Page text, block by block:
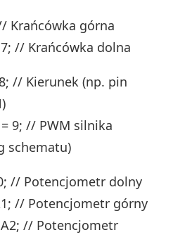
Krańcówka górna
// Krańcówka dolna
// Kierunek (np. pin
9; // PWM silnika
schematu)
// Potencjometr dolny
// Potencjometr górny
// Potencjometr